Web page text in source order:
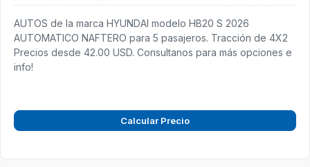
AUTOS de la marca HYUNDAI modelo HB20 S 2026
AUTOMATICO NAFTERO para 5 pasajeros. Tracción de 4X2
Precios desde 42.00 USD. Consultanos para más opciones e
info!
Calcular Precio